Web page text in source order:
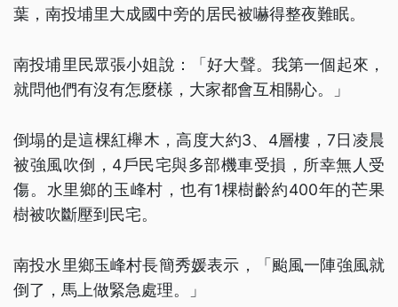
葉，南投埔里大成國中旁的居民被嚇得整夜難眠。
南投埔里民眾張小姐說：「好大聲。我第一個起來，
就問他們有沒有怎麼樣，大家都會互相關心。」
倒塌的是這棵紅櫸木，高度大約3、4層樓，7日凌晨
被強風吹倒，4戶民宅與多部機車受損，所幸無人受
傷。水里鄉的玉峰村，也有1棵樹齡約400年的芒果
樹被吹斷壓到民宅。
南投水里鄉玉峰村長簡秀媛表示，「颱風一陣強風就
倒了，馬上做緊急處理。」